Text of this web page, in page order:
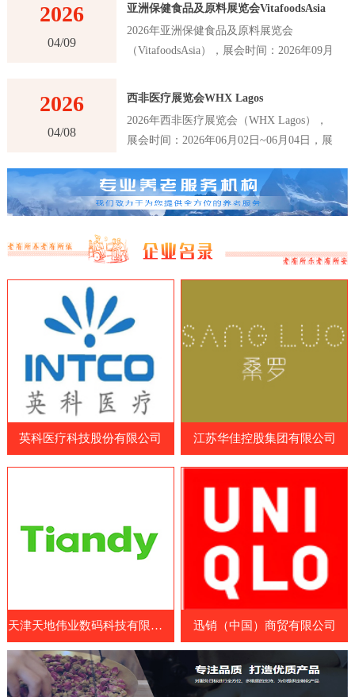
2026
04/09
亚洲保健食品及原料展览会VitafoodsAsia
2026年亚洲保健食品及原料展览会
（VitafoodsAsia），展会时间：2026年09月
New Ratchadapisek Rd., Khlong Toei,
家会议中心（QSNCC），主办方：Informa
积：30000平米，参展观众：41000人，参展
商数量及参展品牌达到1120家。亚洲保健食
品及原料展览会VitafoodsAsia首届举办时间
展览会之一。展览会每年举办一次，为参展
商和观众提供了一个交流和合作的平台，以
世界各地的专业人士和制造商，包括保健食
品和营养补充剂制造商、原料和配料供应
商、包装和设备制造商等。参展国家包括中
国、日本、韩国、澳大利亚、美国、欧洲
等。展览会涵盖了各种保健食品及原料领
学用途食品、天然保健
2026
04/08
西非医疗展览会WHX Lagos
2026年西非医疗展览会（WHX Lagos），
展会时间：2026年06月02日~06月04日，展
Corporation Dr, Victoria Island 106104,
Annex, Lagos, 尼日利亚-拉各斯世博中心，
主办方：英富曼展览集团，举办周期：一年
16147人，参展商数量及参展品牌达到180
家。西非医疗展览会WHX Lagos是西非地
展览会是医疗行业的专业展览会，吸引了来
自世界各地的医疗设备制造商、医疗器械制
造商、药品制造商、医疗耗材供应商和相关
企业等专业人士。WHX Lagos展览会展示
了最新的医疗设备、技术和服务，包括医疗
成像设备、手术器械、诊断设备、康复设
备、医疗耗材和药品等。参展商可以展示其
最新的医疗设备、技术和服务，与其他业内
Lagos展览会还提供了一系列的研讨会和论
坛，向参展商和参观者提供了医疗行业的最
新见解、经验和知识。展览会
英科医疗科技股份有限公司 江苏华佳控股集团有限公司
天津天地伟业数码科技有限公司 迅销（中国）商贸有限公司